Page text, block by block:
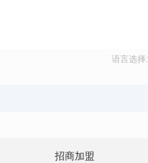
语言选择:
招商加盟